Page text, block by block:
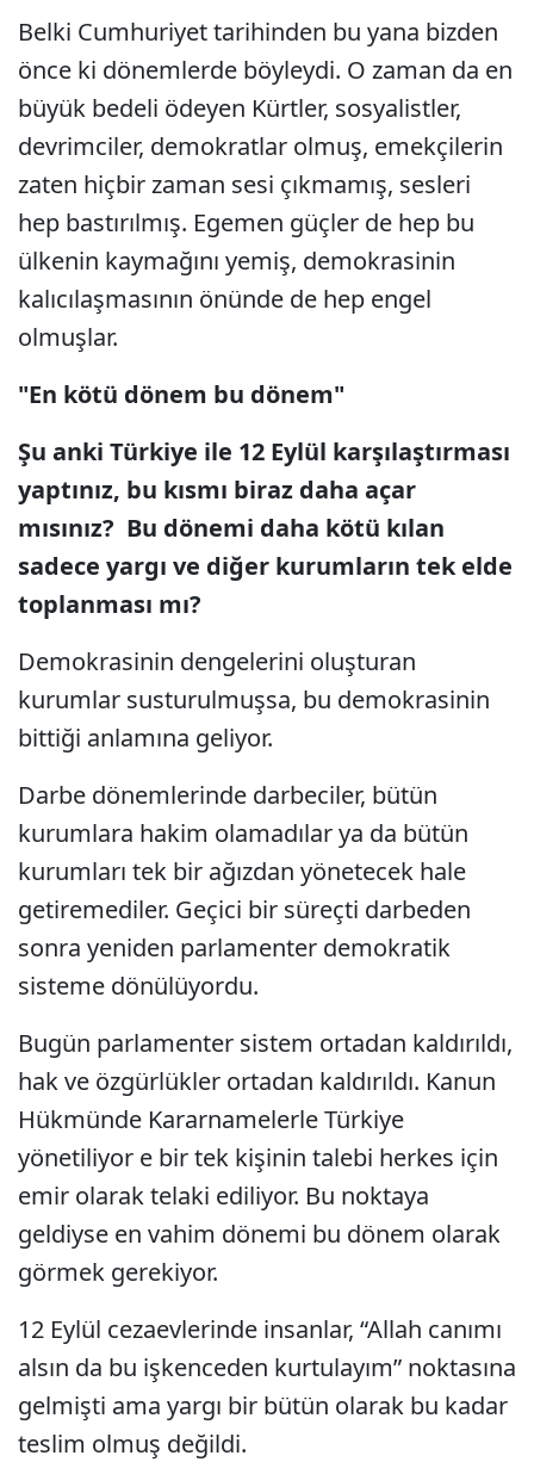
Belki Cumhuriyet tarihinden bu yana bizden
önce ki dönemlerde böyleydi. O zaman da en
büyük bedeli ödeyen Kürtler, sosyalistler,
devrimciler, demokratlar olmuş, emekçilerin
zaten hiçbir zaman sesi çıkmamış, sesleri
hep bastırılmış. Egemen güçler de hep bu
ülkenin kaymağını yemiş, demokrasinin
kalıcılaşmasının önünde de hep engel
olmuşlar.
"En kötü dönem bu dönem"
Şu anki Türkiye ile 12 Eylül karşılaştırması
yaptınız, bu kısmı biraz daha açar
mısınız? Bu dönemi daha kötü kılan
sadece yargı ve diğer kurumların tek elde
toplanması mı?
Demokrasinin dengelerini oluşturan
kurumlar susturulmuşsa, bu demokrasinin
bittiği anlamına geliyor.
Darbe dönemlerinde darbeciler, bütün
kurumlara hakim olamadılar ya da bütün
kurumları tek bir ağızdan yönetecek hale
getiremediler. Geçici bir süreçti darbeden
sonra yeniden parlamenter demokratik
sisteme dönülüyordu.
Bugün parlamenter sistem ortadan kaldırıldı,
hak ve özgürlükler ortadan kaldırıldı. Kanun
Hükmünde Kararnamelerle Türkiye
yönetiliyor e bir tek kişinin talebi herkes için
emir olarak telaki ediliyor. Bu noktaya
geldiyse en vahim dönemi bu dönem olarak
görmek gerekiyor.
12 Eylül cezaevlerinde insanlar, “Allah canımı
alsın da bu işkenceden kurtulayım” noktasına
gelmişti ama yargı bir bütün olarak bu kadar
teslim olmuş değildi.